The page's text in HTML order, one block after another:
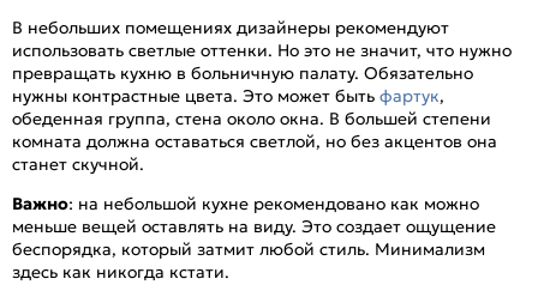
В небольших помещениях дизайнеры рекомендуют
использовать светлые оттенки. Но это не значит, что нужно
превращать кухню в больничную палату. Обязательно
нужны контрастные цвета. Это может быть фартук,
обеденная группа, стена около окна. В большей степени
комната должна оставаться светлой, но без акцентов она
станет скучной.
Важно: на небольшой кухне рекомендовано как можно
меньше вещей оставлять на виду. Это создает ощущение
беспорядка, который затмит любой стиль. Минимализм
здесь как никогда кстати.